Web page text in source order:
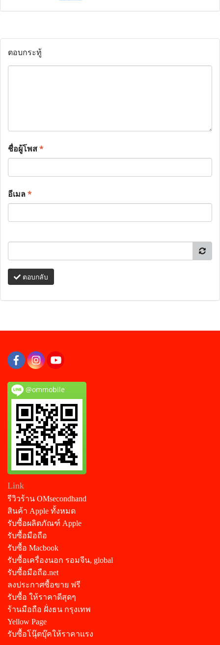
ตอบกระทู้
ชื่อผู้โพส*
อีเมล*
ตอบกลับ
@ommobile
Link
รีวิวร้าน OMsecondhand
สินค้า Apple ทั้งหมด
รับซื้อผลิตภัณฑ์ Apple
รับซื้อมือถือ
รับซื้อ Macbook
รับซื้อเครื่องนอก รอมจีน, global
รับซื้อมือถือ.net
ลงประกาศซื้อขาย ฟรี
รับซื้อ ให้ราคาดีสุดๆ
ร้านมือถือ ฝั่งธน กรุงเทพ
Yellow Page
รับซื้อโนุ๊ตบุ๊คให้ราคาแรง